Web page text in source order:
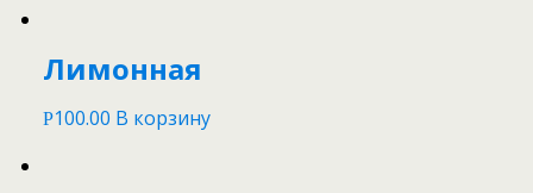
Лимонная
Р100.00 В корзину